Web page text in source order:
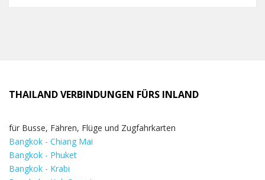
THAILAND VERBINDUNGEN FÜRS INLAND
für Busse, Fähren, Flüge und Zugfahrkarten
Bangkok - Chiang Mai
Bangkok - Phuket
Bangkok - Krabi